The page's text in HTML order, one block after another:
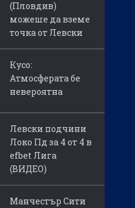
(Пловдив)
можеше да вземе
точка от Левски
Кусо:
Атмосферата бе
невероятна
Левски подчини
Локо Пд за 4 от 4 в
efbet Лига
(ВИДЕО)
Манчестър Сити